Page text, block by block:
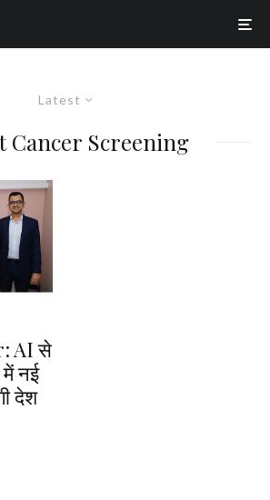
Latest
Cancer Screening
AI से
नई
देश